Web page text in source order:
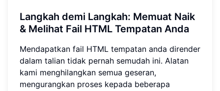
Langkah demi Langkah: Memuat Naik
& Melihat Fail HTML Tempatan Anda
Mendapatkan fail HTML tempatan anda dirender
dalam talian tidak pernah semudah ini. Alatan
kami menghilangkan semua geseran,
mengurangkan proses kepada beberapa